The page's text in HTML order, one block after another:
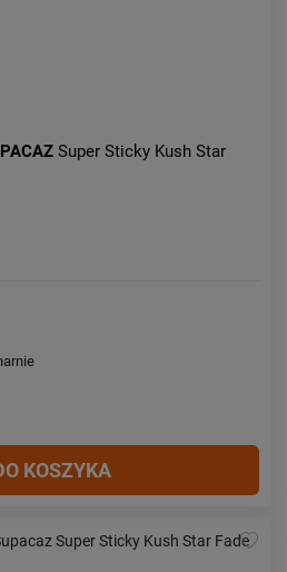
Super Sticky Kush Star
KOSZYKA